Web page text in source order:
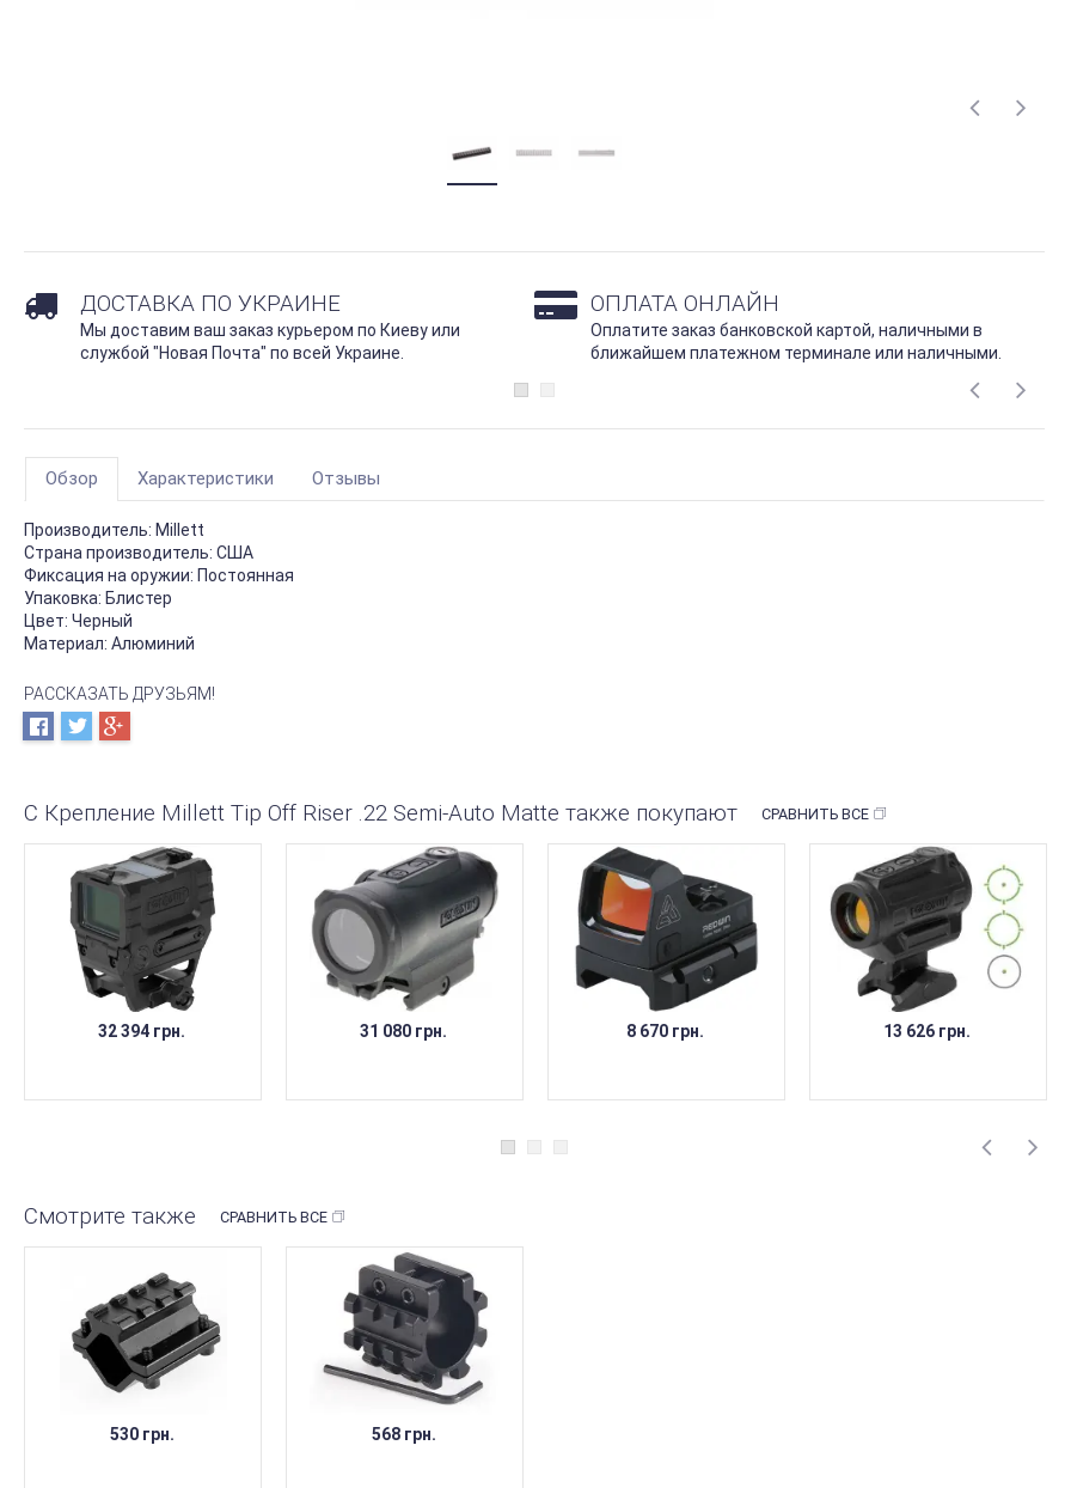
ДОСТАВКА ПО УКРАИНЕ
Мы доставим ваш заказ курьером по Киеву или
службой "Новая Почта" по всей Украине.
ОПЛАТА ОНЛАЙН
Оплатите заказ банковской картой, наличными в
ближайшем платежном терминале или наличными.
Обзор Характеристики Отзывы
Производитель: Millett
Страна производитель: США
Фиксация на оружии: Постоянная
Упаковка: Блистер
Цвет: Черный
Материал: Алюминий
РАССКАЗАТЬ ДРУЗЬЯМ!
С Крепление Millett Tip Off Riser .22 Semi-Auto Matte также покупают СРАВНИТЬ ВСЕ
32 394 грн. 31 080 грн. 8 670 грн. 13 626 грн.
Смотрите также СРАВНИТЬ ВСЕ
530 грн. 568 грн.